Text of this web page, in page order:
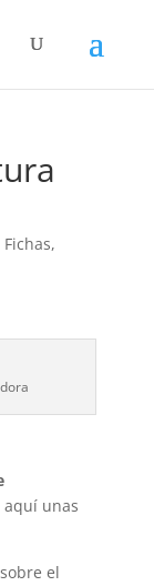
Fichas,
aquí unas
el